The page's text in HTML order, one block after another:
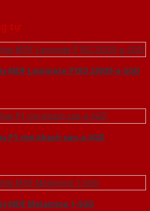
tự
MDF Laminate P1R2 23029-a-SGD
P1 cho khach san-a-SGD
MDF Melamine 1-SGD